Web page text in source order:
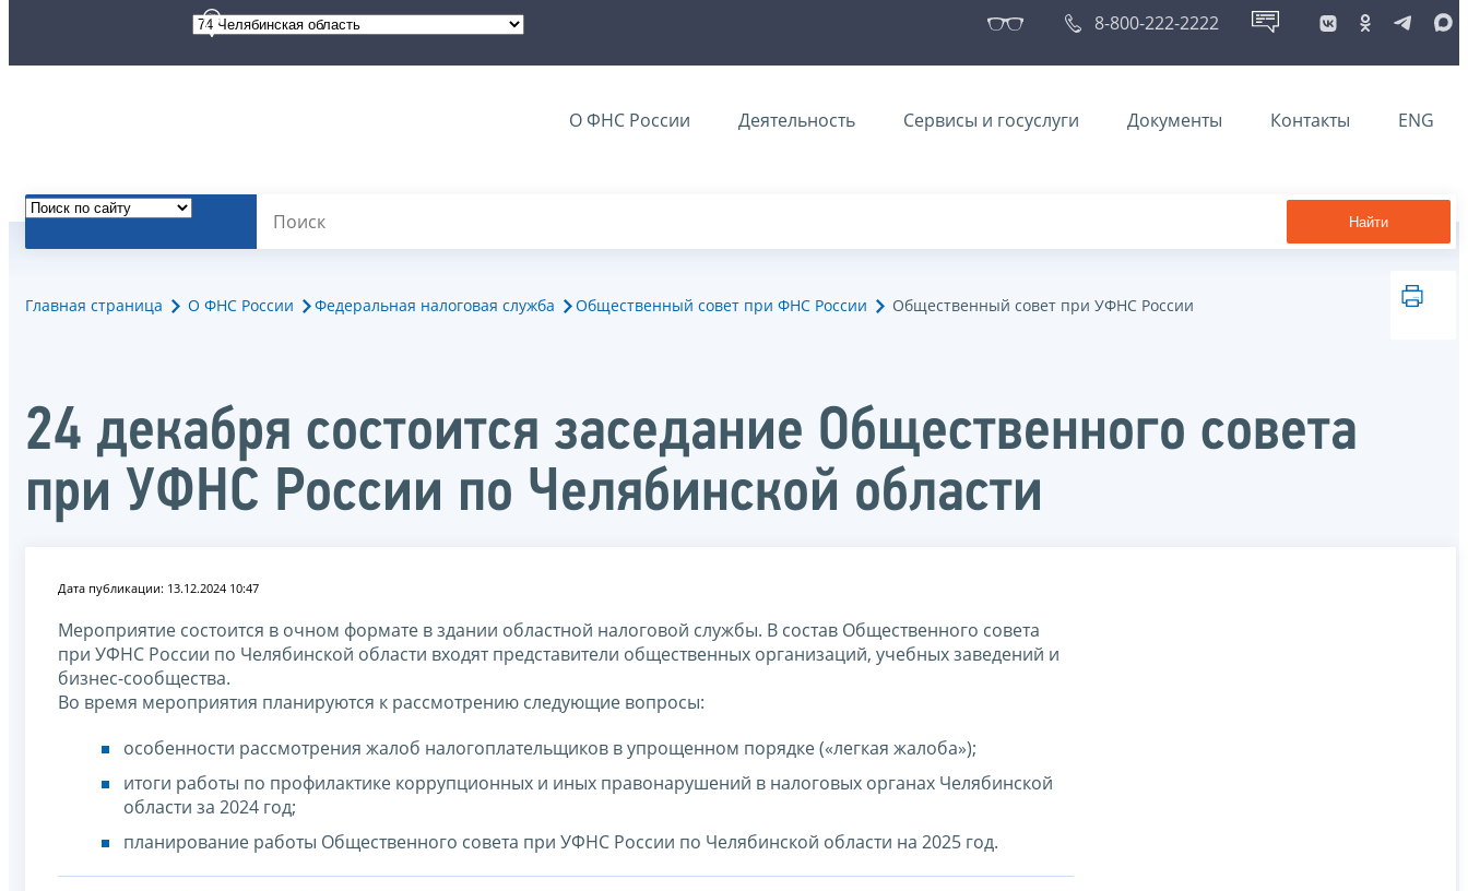
8-800-222-2222
О ФНС России Деятельность Сервисы и госуслуги Документы Контакты ENG
Найти
Главная страница О ФНС России Федеральная налоговая служба Общественный совет при ФНС России Общественный совет при УФНС России
24 декабря состоится заседание Общественного совета
при УФНС России по Челябинской области
Дата публикации: 13.12.2024 10:47
Мероприятие состоится в очном формате в здании областной налоговой службы. В состав Общественного совета
при УФНС России по Челябинской области входят представители общественных организаций, учебных заведений и
бизнес-сообщества.
Во время мероприятия планируются к рассмотрению следующие вопросы:
особенности рассмотрения жалоб налогоплательщиков в упрощенном порядке («легкая жалоба»);
итоги работы по профилактике коррупционных и иных правонарушений в налоговых органах Челябинской
области за 2024 год;
планирование работы Общественного совета при УФНС России по Челябинской области на 2025 год.